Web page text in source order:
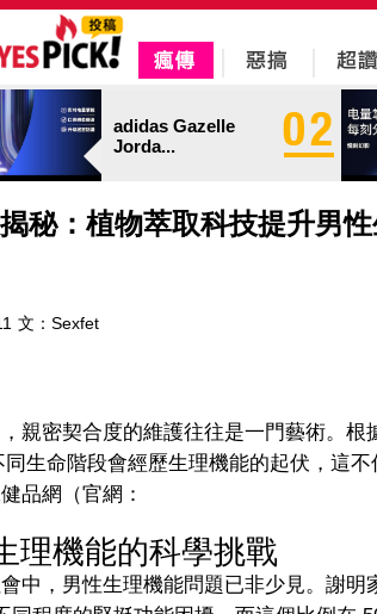
adidas Gazelle
Jorda...
秘：植物萃取科技提升男
文： Sexfet
親密契合度的維護往往是一門藝術。
生命階段會經歷生理機能的起伏，這
品網（官網：
理機能的科學挑戰
中，男性生理機能問題已非少見。謝